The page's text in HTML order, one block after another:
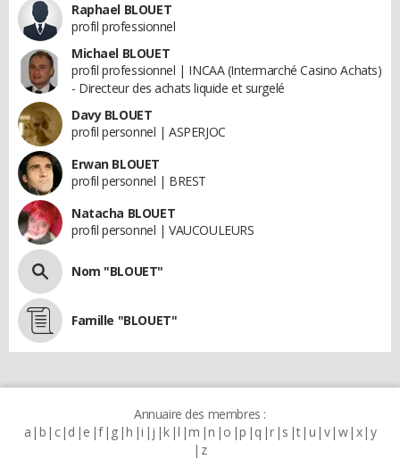
Raphael BLOUET
profil professionnel
Michael BLOUET
profil professionnel | INCAA (Intermarché Casino Achats)
- Directeur des achats liquide et surgelé
Davy BLOUET
profil personnel | ASPERJOC
Erwan BLOUET
profil personnel | BREST
Natacha BLOUET
profil personnel | VAUCOULEURS
Nom "BLOUET"
Famille "BLOUET"
Annuaire des membres :
a b c d e f g h i j k l m n o p q r s t u v w x y
z